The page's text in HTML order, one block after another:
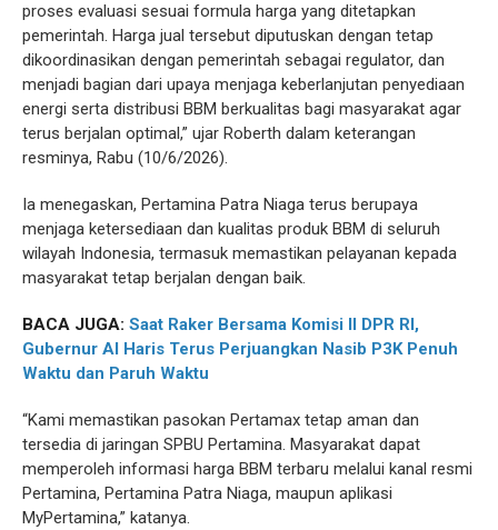
proses evaluasi sesuai formula harga yang ditetapkan
pemerintah. Harga jual tersebut diputuskan dengan tetap
dikoordinasikan dengan pemerintah sebagai regulator, dan
menjadi bagian dari upaya menjaga keberlanjutan penyediaan
energi serta distribusi BBM berkualitas bagi masyarakat agar
terus berjalan optimal,” ujar Roberth dalam keterangan
resminya, Rabu (10/6/2026).
Ia menegaskan, Pertamina Patra Niaga terus berupaya
menjaga ketersediaan dan kualitas produk BBM di seluruh
wilayah Indonesia, termasuk memastikan pelayanan kepada
masyarakat tetap berjalan dengan baik.
BACA JUGA: Saat Raker Bersama Komisi II DPR RI,
Gubernur Al Haris Terus Perjuangkan Nasib P3K Penuh
Waktu dan Paruh Waktu
“Kami memastikan pasokan Pertamax tetap aman dan
tersedia di jaringan SPBU Pertamina. Masyarakat dapat
memperoleh informasi harga BBM terbaru melalui kanal resmi
Pertamina, Pertamina Patra Niaga, maupun aplikasi
MyPertamina,” katanya.